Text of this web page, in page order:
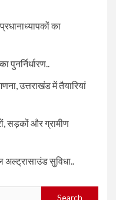
का
उत्तराखंड में तैयारियां
सड़कों और ग्रामीण
सुविधा..